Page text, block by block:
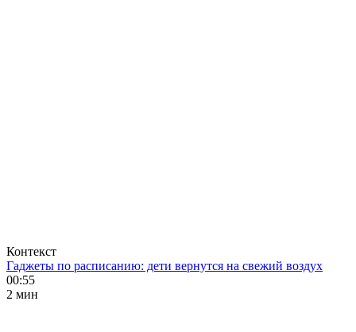
Контекст
Гаджеты по расписанию: дети вернутся на свежий воздух
00:55
2 мин